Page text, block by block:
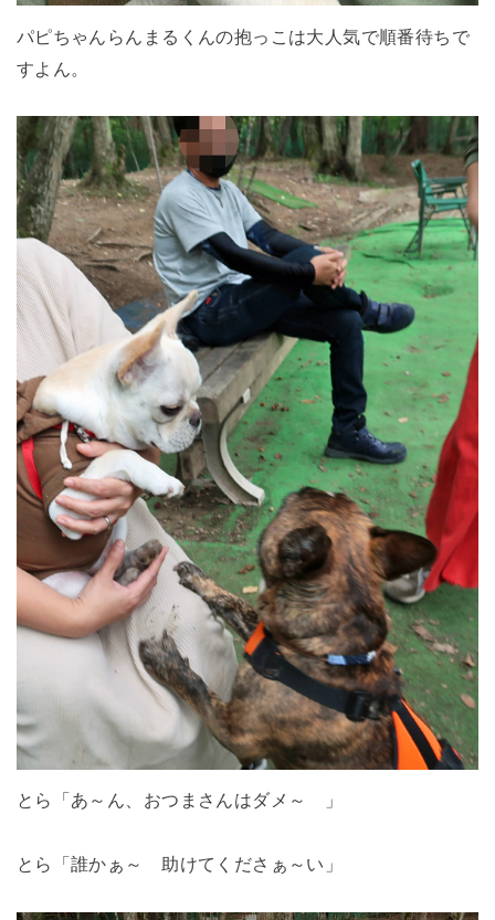
パピちゃんらんまるくんの抱っこは大人気で順番待ちで
すよん。
とら「あ～ん、おつまさんはダメ～ 」
とら「誰かぁ～ 助けてくださぁ～い」